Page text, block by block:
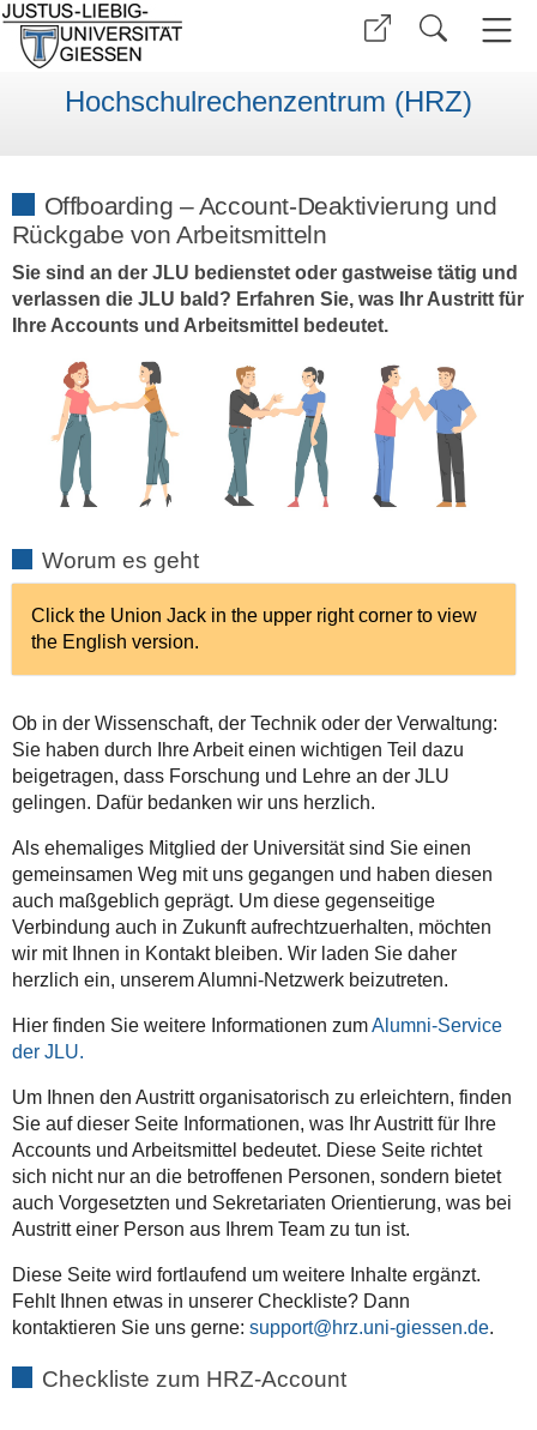
Hochschulrechenzentrum (HRZ)
Offboarding – Account-Deaktivierung und
Rückgabe von Arbeitsmitteln
Sie sind an der JLU bedienstet oder gastweise tätig und
verlassen die JLU bald? Erfahren Sie, was Ihr Austritt für
Ihre Accounts und Arbeitsmittel bedeutet.
Worum es geht
Click the Union Jack in the upper right corner to view
the English version.
Ob in der Wissenschaft, der Technik oder der Verwaltung:
Sie haben durch Ihre Arbeit einen wichtigen Teil dazu
beigetragen, dass Forschung und Lehre an der JLU
gelingen. Dafür bedanken wir uns herzlich.
Als ehemaliges Mitglied der Universität sind Sie einen
gemeinsamen Weg mit uns gegangen und haben diesen
auch maßgeblich geprägt. Um diese gegenseitige
Verbindung auch in Zukunft aufrechtzuerhalten, möchten
wir mit Ihnen in Kontakt bleiben. Wir laden Sie daher
herzlich ein, unserem Alumni-Netzwerk beizutreten.
Hier finden Sie weitere Informationen zumAlumni-Service
der JLU.
Um Ihnen den Austritt organisatorisch zu erleichtern, finden
Sie auf dieser Seite Informationen, was Ihr Austritt für Ihre
Accounts und Arbeitsmittel bedeutet. Diese Seite richtet
sich nicht nur an die betroffenen Personen, sondern bietet
auch Vorgesetzten und Sekretariaten Orientierung, was bei
Austritt einer Person aus Ihrem Team zu tun ist.
Diese Seite wird fortlaufend um weitere Inhalte ergänzt.
Fehlt Ihnen etwas in unserer Checkliste? Dann
kontaktieren Sie uns gerne: support .
Checkliste zum HRZ-Account